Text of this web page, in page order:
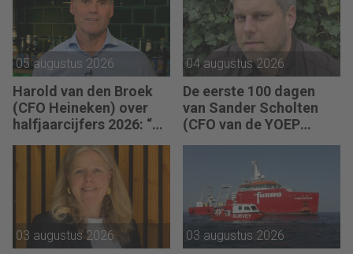
vaak met relatief weinig
data toch knopen
doorhakken.”
05 augustus 2026
Harold van den Broek
(CFO Heineken) over
halfjaarcijfers 2026: “De
strategie werkt en de
vooruitgang is
zichtbaar.”
04 augustus 2026
De eerste 100 dagen
van Sander Scholten
(CFO van de YOEP
Groep): “Financiële
sturing werkt pas echt
als mensen begrijpen
waarom keuzes nodig
zijn.”
03 augustus 2026 03 augustus 2026